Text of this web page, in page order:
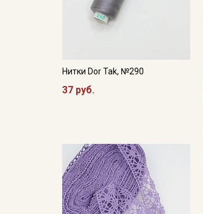
Нитки Dor Tak, №290
37 руб.